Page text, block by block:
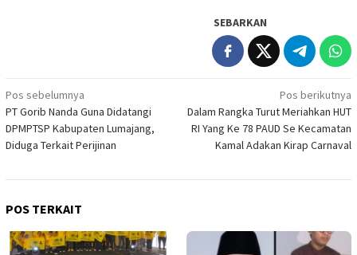
SEBARKAN
Navigasi
pos
Pos sebelumnya
PT Gorib Nanda Guna Didatangi
DPMPTSP Kabupaten Lumajang,
Diduga Terkait Perijinan
Pos berikutnya
Dalam Rangka Turut Meriahkan HUT
RI Yang Ke 78 PAUD Se Kecamatan
Kamal Adakan Kirap Carnaval
POS TERKAIT